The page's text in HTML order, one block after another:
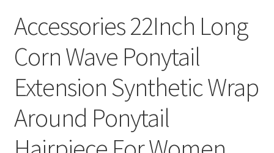
Accessories 22Inch Long
Corn Wave Ponytail
Extension Synthetic Wrap
Around Ponytail